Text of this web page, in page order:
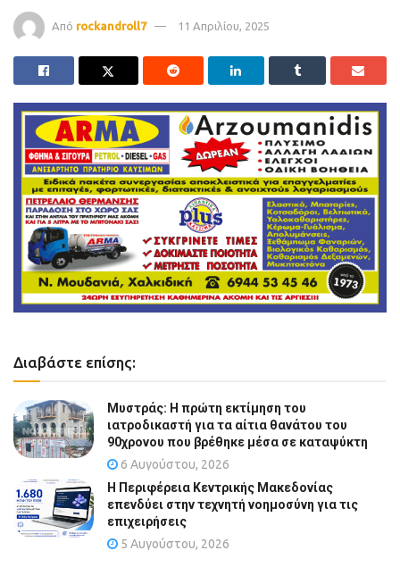
Από rockandroll7 11 Απριλίου, 2025
Διαβάστε επίσης:
Μυστράς: Η πρώτη εκτίμηση του
ιατροδικαστή για τα αίτια θανάτου του
90χρονου που βρέθηκε μέσα σε καταψύκτη
6 Αυγούστου, 2026
Η Περιφέρεια Κεντρικής Μακεδονίας
επενδύει στην τεχνητή νοημοσύνη για τις
επιχειρήσεις
5 Αυγούστου, 2026